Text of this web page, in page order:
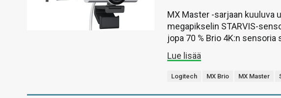
MX Master -sarjaan kuuluva
megapikselin STARVIS-
jopa 70 % Brio 4K:n sensoria
Lue lisää
Logitech MX Brio MX Master